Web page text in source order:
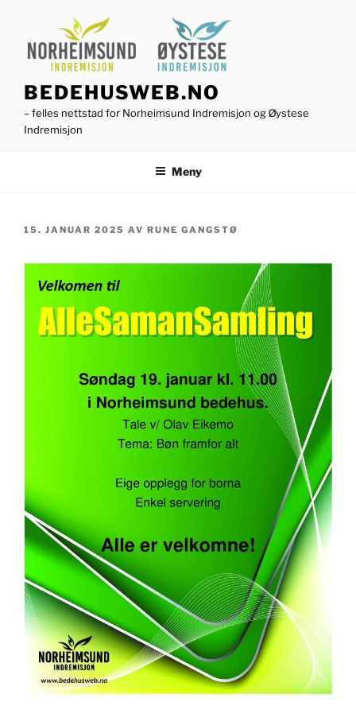
innhold
BEDEHUSWEB.NO
– felles nettstad for Norheimsund Indremisjon og Øystese
Indremisjon
Meny
PUBLISERT
15. JANUAR 2025 AV RUNE GANGSTØ